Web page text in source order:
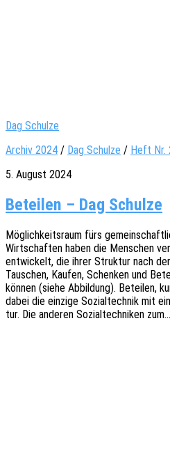
Dag Schulze
Archiv 2024 / Dag Schulze / Heft Nr.
5. August 2024
Beteilen – Dag Schulze
Möglich­keits­raum fürs
Wirt­schaf­ten haben die Menschen
entwi­ckelt, die ihrer Struk­tur nach
Tauschen, Kaufen, Schen­ken und
können (siehe Abbil­dung). Betei­len,
dabei die einzi­ge Sozi­al­tech­nik mit
tur. Die ande­ren Sozi­al­tech­ni­ken zum…